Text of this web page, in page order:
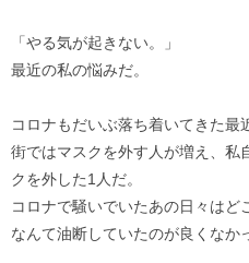
「やる気が起きない。」
最近の私の悩みだ。
コロナもだいぶ落ち着いてきた最
街ではマスクを外す人が増え、私
クを外した1人だ。
コロナで騒いでいたあの日々はど
なんて油断していたのが良くなか